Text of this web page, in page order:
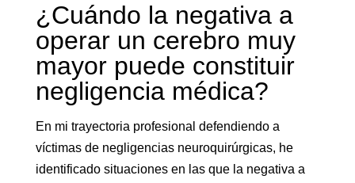
¿Cuándo la negativa a
operar un cerebro muy
mayor puede constituir
negligencia médica?
En mi trayectoria profesional defendiendo a
víctimas de negligencias neuroquirúrgicas, he
identificado situaciones en las que la negativa a